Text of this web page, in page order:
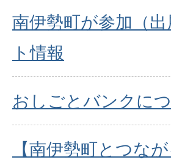
南伊勢町が参加（
ト情報
おしごとバンクに
【南伊勢町とつな